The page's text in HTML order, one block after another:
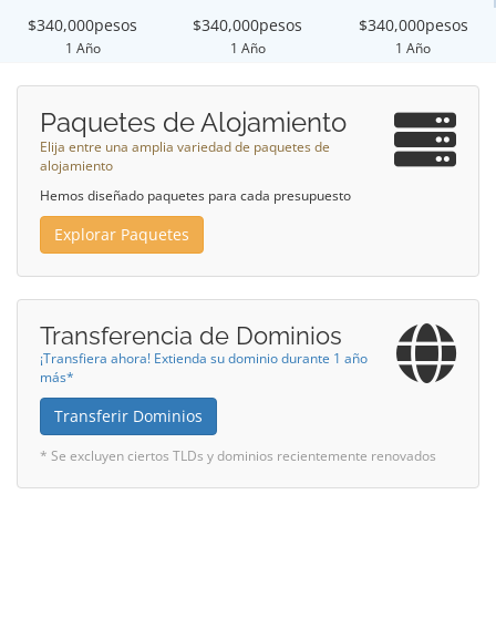
$340,000pesos
1 Año
$340,000pesos
1 Año
$340,000pesos
1 Año
Paquetes de Alojamiento
Elija entre una amplia variedad de paquetes de
alojamiento
Hemos diseñado paquetes para cada presupuesto
Explorar Paquetes
Transferencia de Dominios
¡Transfiera ahora! Extienda su dominio durante 1 año
más*
Transferir Dominios
* Se excluyen ciertos TLDs y dominios recientemente renovados